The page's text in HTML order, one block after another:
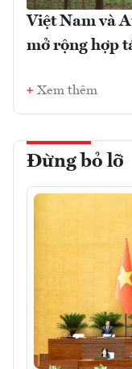
Việt Nam và
mở rộng hợp
Xem thêm
Đừng bỏ lỡ